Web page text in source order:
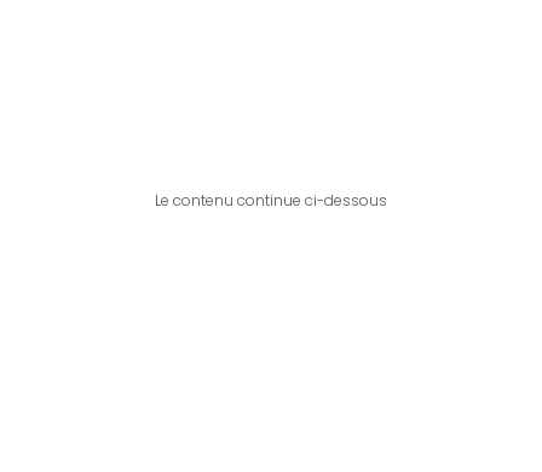
Le contenu continue ci-dessous